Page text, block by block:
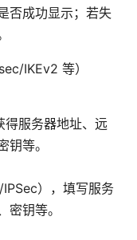
否成功显示；若失
IKEv2 等）
得服务器地址、远
等。
），填写服务
钥等。